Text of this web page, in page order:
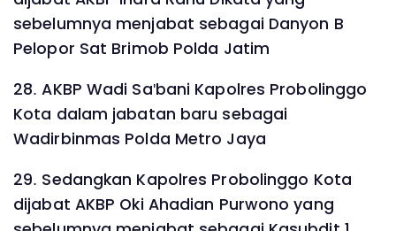
sebelumnya menjabat sebagai Danyon B
Pelopor Sat Brimob Polda Jatim
28. AKBP Wadi Sa'bani Kapolres Probolinggo
Kota dalam jabatan baru sebagai
Wadirbinmas Polda Metro Jaya
29. Sedangkan Kapolres Probolinggo Kota
dijabat AKBP Oki Ahadian Purwono yang